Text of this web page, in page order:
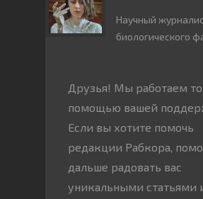
Научный
биологического
Друзья! Мы работаем
помощью вашей
Если вы хотите помочь
редакции Рабкора,
дальше радовать вас
уникальными статьями